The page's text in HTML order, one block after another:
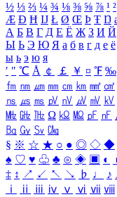
½ ⅓ ⅔ ¼ ¾ ⅛ ⅜ ⅝ ⅞ ¹ ²
Æ Ð Ħ Ĳ Ł Ø Œ Þ Ŧ Ŋ
А Б В Г Д Е Ё Ж З И Й
Ы Ь Э Ю Я а б в г д е ё
ы ь э ю я
′ ″ ℃ Å ￠ ￡ ￥ ¤ ℉ ‰
㎙ ㎚ ㎛ ㎜ ㎝ ㎞ ㎟ ㎠
㎱ ㎲ ㎳ ㎴ ㎵ ㎶ ㎷ ㎸
㎒ ㎓ ㎔ Ω ㏀ ㏁ ㎊ ㎋
㏃ ㏉ ㏜ ㏆
§ ※ ☆ ★ ○ ● ◎ ◇ ◆
♠ ♡ ♥ ♧ ♣ ⊙ ◈ ▣ ◐
‡ ↕ ↗ ↙ ↖ ↘ ♭ ♩ ♪
ⅰ
ⅱ ⅲ ⅳ ⅴ ⅵ ⅶ ⅷ